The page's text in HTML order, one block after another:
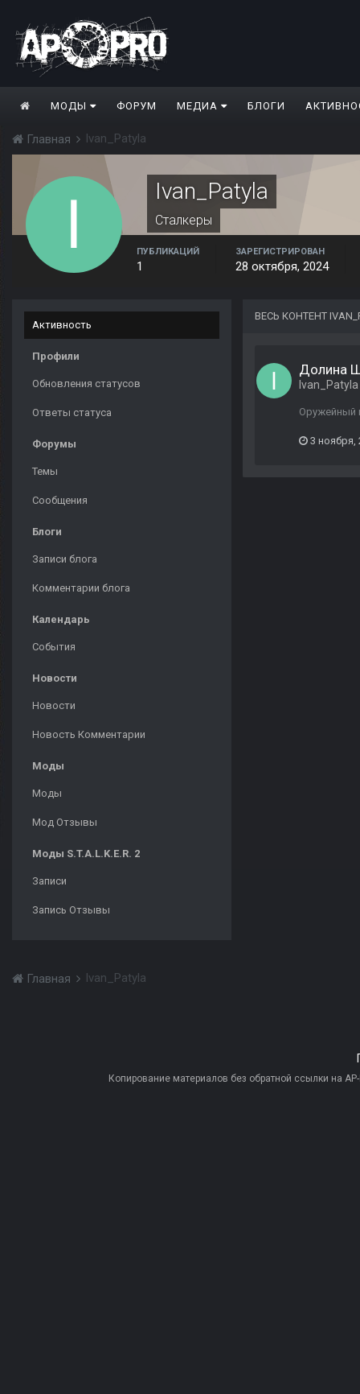
МОДЫ ФОРУМ МЕДИА БЛОГИ
Главная Ivan_Patyla
Ivan_Patyla
Сталкеры
ПУБЛИКАЦИЙ
1
ЗАРЕГИСТРИРОВАН
28 октября, 2024
Активность
Профили
Обновления статусов
Ответы статуса
Форумы
Темы
Сообщения
Блоги
Записи блога
Комментарии блога
Календарь
События
Новости
Новости
Новость Комментарии
Моды
Моды
Мод Отзывы
Моды S.T.A.L.K.E.R. 2
Записи
Запись Отзывы
ВЕСЬ КОНТЕНТ
Долина
Ivan_Patyla
Оружейный
3 ноября,
Главная Ivan_Patyla
Копирование материалов без обратной ссылки на